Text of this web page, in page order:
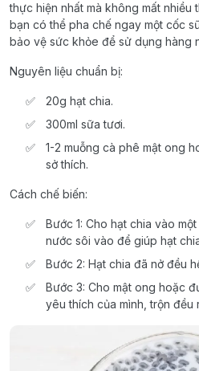
thực hiện nhất mà không mất nhiều
bạn có thể pha chế ngay một cốc
bảo vệ sức khỏe để sử dụng hàng
Nguyên liệu chuẩn bị:
20g hạt chia.
300ml sữa tươi.
1-2 muỗng cà phê mật ong
sở thích.
Cách chế biến:
Bước 1: Cho hạt chia vào
nước sôi vào để giúp hạt
Bước 2: Hạt chia đã nở đều
Bước 3: Cho mật ong hoặc
yêu thích của mình, trộn đều